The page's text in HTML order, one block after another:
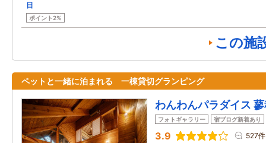
日
ポイント2%
この施
ペットと一緒に泊まれる 一棟貸切グランピング
わんわんパラダイス
フォトギャラリー 宿ブログ新着あり
3.9 527件